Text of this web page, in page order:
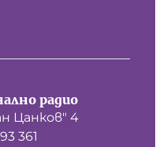
радио
Цанков" 4
361